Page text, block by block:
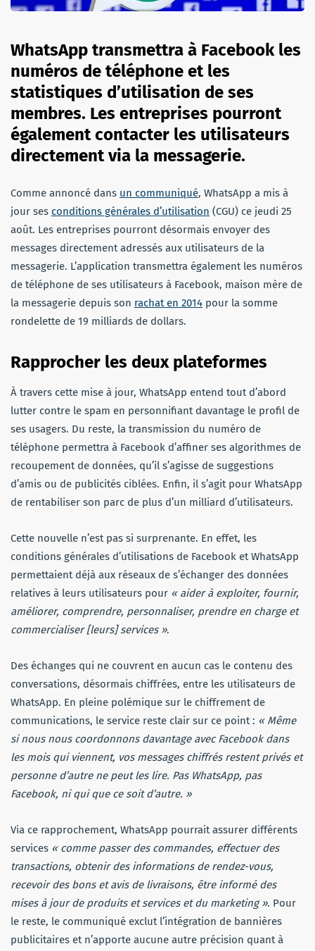
WhatsApp transmettra à Facebook les
numéros de téléphone et les
statistiques d’utilisation de ses
membres. Les entreprises pourront
également contacter les utilisateurs
directement via la messagerie.
Comme annoncé dans un communiqué, WhatsApp a mis à
jour ses conditions générales d’utilisation (CGU) ce jeudi 25
août. Les entreprises pourront désormais envoyer des
messages directement adressés aux utilisateurs de la
messagerie. L’application transmettra également les numéros
de téléphone de ses utilisateurs à Facebook, maison mère de
la messagerie depuis son rachat en 2014 pour la somme
rondelette de 19 milliards de dollars.
Rapprocher les deux plateformes
À travers cette mise à jour, WhatsApp entend tout d’abord
lutter contre le spam en personnifiant davantage le profil de
ses usagers. Du reste, la transmission du numéro de
téléphone permettra à Facebook d’affiner ses algorithmes de
recoupement de données, qu’il s’agisse de suggestions
d’amis ou de publicités ciblées. Enfin, il s’agit pour WhatsApp
de rentabiliser son parc de plus d’un milliard d’utilisateurs.
Cette nouvelle n’est pas si surprenante. En effet, les
conditions générales d’utilisations de Facebook et WhatsApp
permettaient déjà aux réseaux de s’échanger des données
relatives à leurs utilisateurs pour « aider à exploiter, fournir,
améliorer, comprendre, personnaliser, prendre en charge et
commercialiser [leurs] services ».
Des échanges qui ne couvrent en aucun cas le contenu des
conversations, désormais chiffrées, entre les utilisateurs de
WhatsApp. En pleine polémique sur le chiffrement de
communications, le service reste clair sur ce point : « Même
si nous nous coordonnons davantage avec Facebook dans
les mois qui viennent, vos messages chiffrés restent privés et
personne d’autre ne peut les lire. Pas WhatsApp, pas
Facebook, ni qui que ce soit d’autre. »
Via ce rapprochement, WhatsApp pourrait assurer différents
services « comme passer des commandes, effectuer des
transactions, obtenir des informations de rendez-vous,
recevoir des bons et avis de livraisons, être informé des
mises à jour de produits et services et du marketing ». Pour
le reste, le communiqué exclut l’intégration de bannières
publicitaires et n’apporte aucune autre précision quant à